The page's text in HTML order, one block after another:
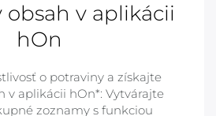
obsah v aplikácii
hOn
o potraviny a získajte
v aplikácii hOn*: Vytvárajte
zoznamy s funkciou